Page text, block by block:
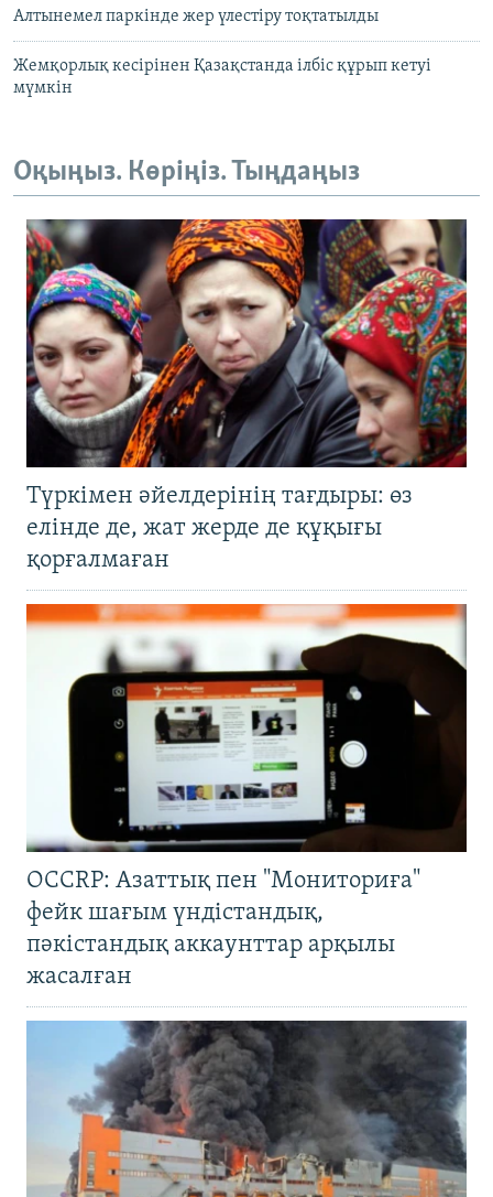
Алтынемел паркінде жер үлестіру тоқтатылды
Жемқорлық кесірінен Қазақстанда ілбіс құрып кетуі
мүмкін
Оқыңыз. Көріңіз. Тыңдаңыз
Түркімен әйелдерінің тағдыры: өз
елінде де, жат жерде де құқығы
қорғалмаған
OCCRP: Азаттық пен "Мониториға"
фейк шағым үндістандық,
пәкістандық аккаунттар арқылы
жасалған